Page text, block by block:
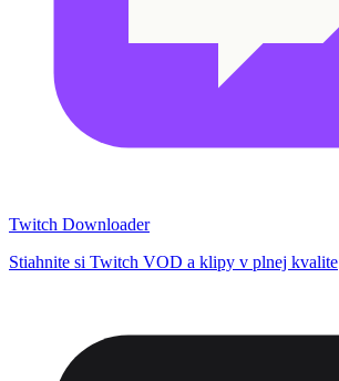
Twitch Downloader
Stiahnite si Twitch VOD a klipy v plnej kvalite